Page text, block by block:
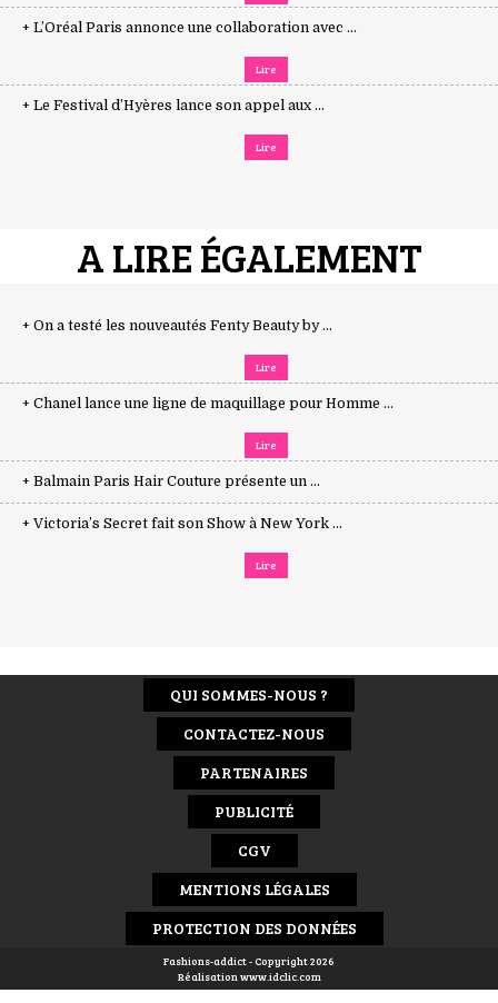
+ L’Oréal Paris annonce une collaboration avec ...
Lire
+ Le Festival d’Hyères lance son appel aux ...
Lire
A LIRE ÉGALEMENT
+ On a testé les nouveautés Fenty Beauty by ...
Lire
+ Chanel lance une ligne de maquillage pour Homme ...
Lire
+ Balmain Paris Hair Couture présente un ...
+ Victoria’s Secret fait son Show à New York ...
Lire
QUI SOMMES-NOUS ?
CONTACTEZ-NOUS
PARTENAIRES
PUBLICITÉ
CGV
MENTIONS LÉGALES
PROTECTION DES DONNÉES
Fashions-addict - Copyright 2026
Réalisation www.idclic.com